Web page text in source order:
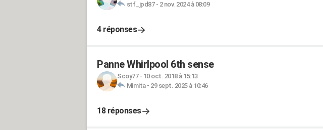
stf_jpd87- 2 nov. 2024 à 08:09
4 réponses
Panne Whirlpool 6th sense
Scoy77- 10 oct. 2018 à 15:13
Mimita- 29 sept. 2025 à 10:46
18 réponses